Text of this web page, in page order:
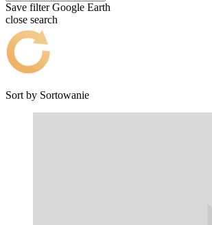
Save filter Google Earth
close search
Sort by Sortowanie